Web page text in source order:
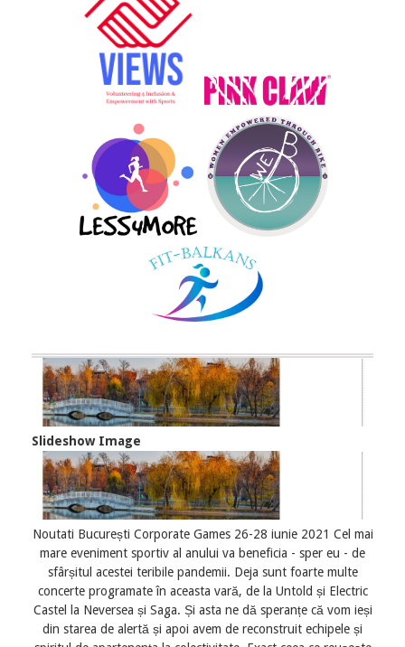
Slideshow Image
Noutati București Corporate Games 26-28 iunie 2021 Cel mai
mare eveniment sportiv al anului va beneficia - sper eu - de
sfârșitul acestei teribile pandemii. Deja sunt foarte multe
concerte programate în aceasta vară, de la Untold și Electric
Castel la Neversea și Saga. Și asta ne dă speranțe că vom ieși
din starea de alertă și apoi avem de reconstruit echipele și